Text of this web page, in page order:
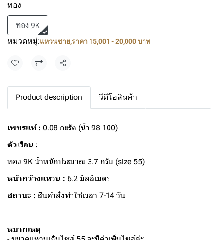
ทอง
ทอง 9K
หมวดหมู่:แหวนชาย,ราคา 15,001 - 20,000 บาท
แชร์
Product description วีดีโอสินค้า
เพชรแท้ : 0.08 กะรัต (น้ำ 98-100)
ตัวเรือน :
ทอง 9K น้ำหนักประมาณ 3.7 กรัม (size 55)
หน้ากว้างแหวน : 6.2 มิลลิเมตร
สถานะ : สินค้าสั่งทำใช้เวลา 7-14 วัน
หมายเหตุ